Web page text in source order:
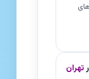
تهران